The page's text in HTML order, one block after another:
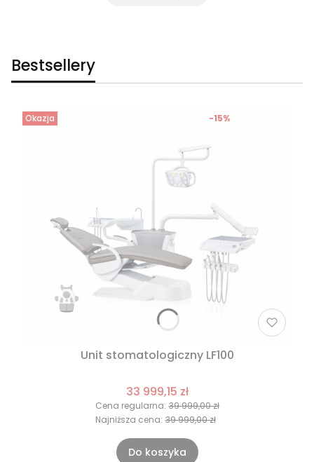
Bestsellery
Okazja
Unit stomatologiczny LF100
33 999,15 zł
Cena regularna: 39 999,00 zł
-15%
Najniższa cena: 39 999,00 zł
Do koszyka